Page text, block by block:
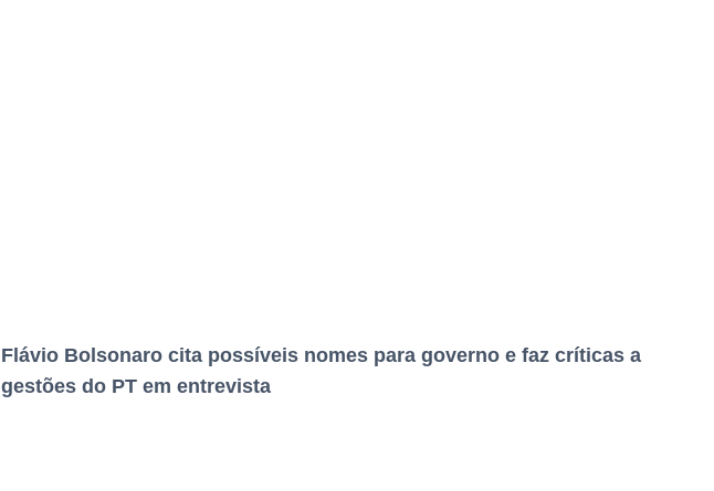
Flávio Bolsonaro cita possíveis nomes para governo e faz críticas a
gestões do PT em entrevista